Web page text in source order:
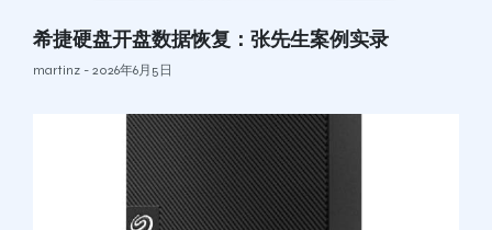
希捷硬盘开盘数据恢复：张先生案例实录
martinz 2026年6月5日